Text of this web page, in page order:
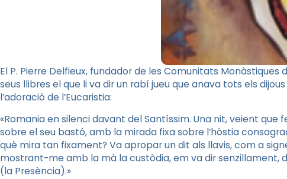
El P. Pierre Delfieux, fundador de les Comunitats Monàstiques
seus llibres el que li va dir un rabí jueu que anava tots els dijous
l’adoració de l’Eucaristia:
«Romania en silenci davant del Santíssim. Una nit, veient
sobre el seu bastó, amb la mirada fixa sobre l’hòstia
què mira tan fixament? Va apropar un dit als llavis, com a
mostrant-me amb la mà la custòdia, em va dir senzillament,
(la Presència).»